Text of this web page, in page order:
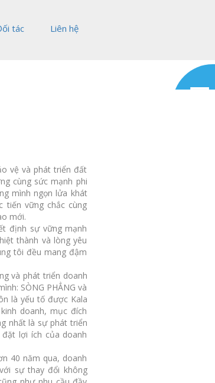
tác Liên hệ
vệ và phát triển đất
cùng sức mạnh phi
mình ngọn lửa khát
tiến vững chắc cùng
mới.
định sự vững mạnh
thành và lòng yêu
tôi đều mang đậm
và phát triển doanh
SÒNG PHẲNG và
là yếu tố được Kala
doanh, mục đích
nhất là sự phát triển
đặt lợi ích của doanh
40 năm qua, doanh
sự thay đổi không